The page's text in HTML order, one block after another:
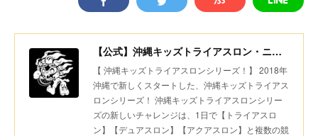
【公式】沖縄キッズトライアスロン・ニコニコちびっ子デュアスロン・美ら島スポーツ
【 沖縄キッズトライアスロンシリーズ！】 2018年
沖縄で新しくスタートした、沖縄キッズトライアス
ロンシリーズ！ 沖縄キッズトライアスロンシリー
ズの新しいチャレンジは、1日で【トライアスロ
ン】【デュアスロン】【アクアスロン】と複数の競